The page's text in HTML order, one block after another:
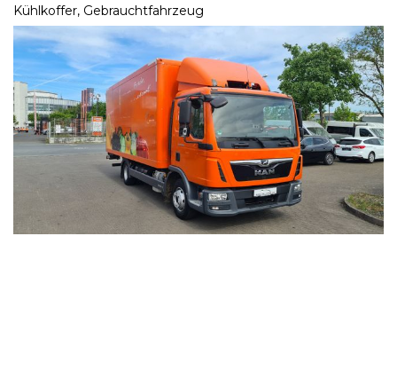
Kühlkoffer, Gebrauchtfahrzeug